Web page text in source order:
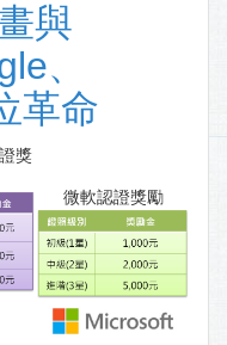
與
、
革命
獎
微軟認證獎勵